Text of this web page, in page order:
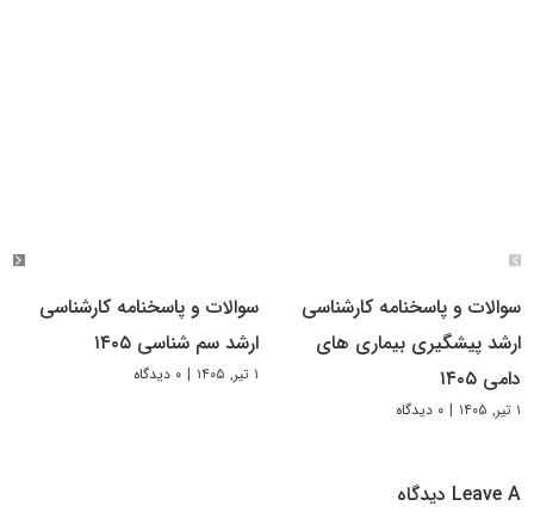
سوالات و پاسخنامه کارشناسی
ارشد پیشگیری بیماری های
دامی ۱۴۰۵
۱ تیر, ۱۴۰۵ | ۰ دیدگاه
سوالات و پاسخنامه کارشناسی
ارشد سم شناسی ۱۴۰۵
۱ تیر, ۱۴۰۵ | ۰ دیدگاه
Leave A دیدگاه